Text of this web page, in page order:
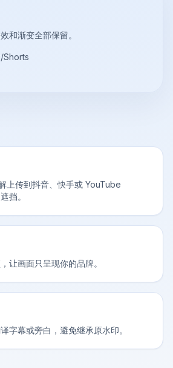
和渐变全部保留。
Shorts
上传到抖音、快手或 YouTube
挡。
让画面只呈现你的品牌。
字幕或旁白，避免继承原水印。